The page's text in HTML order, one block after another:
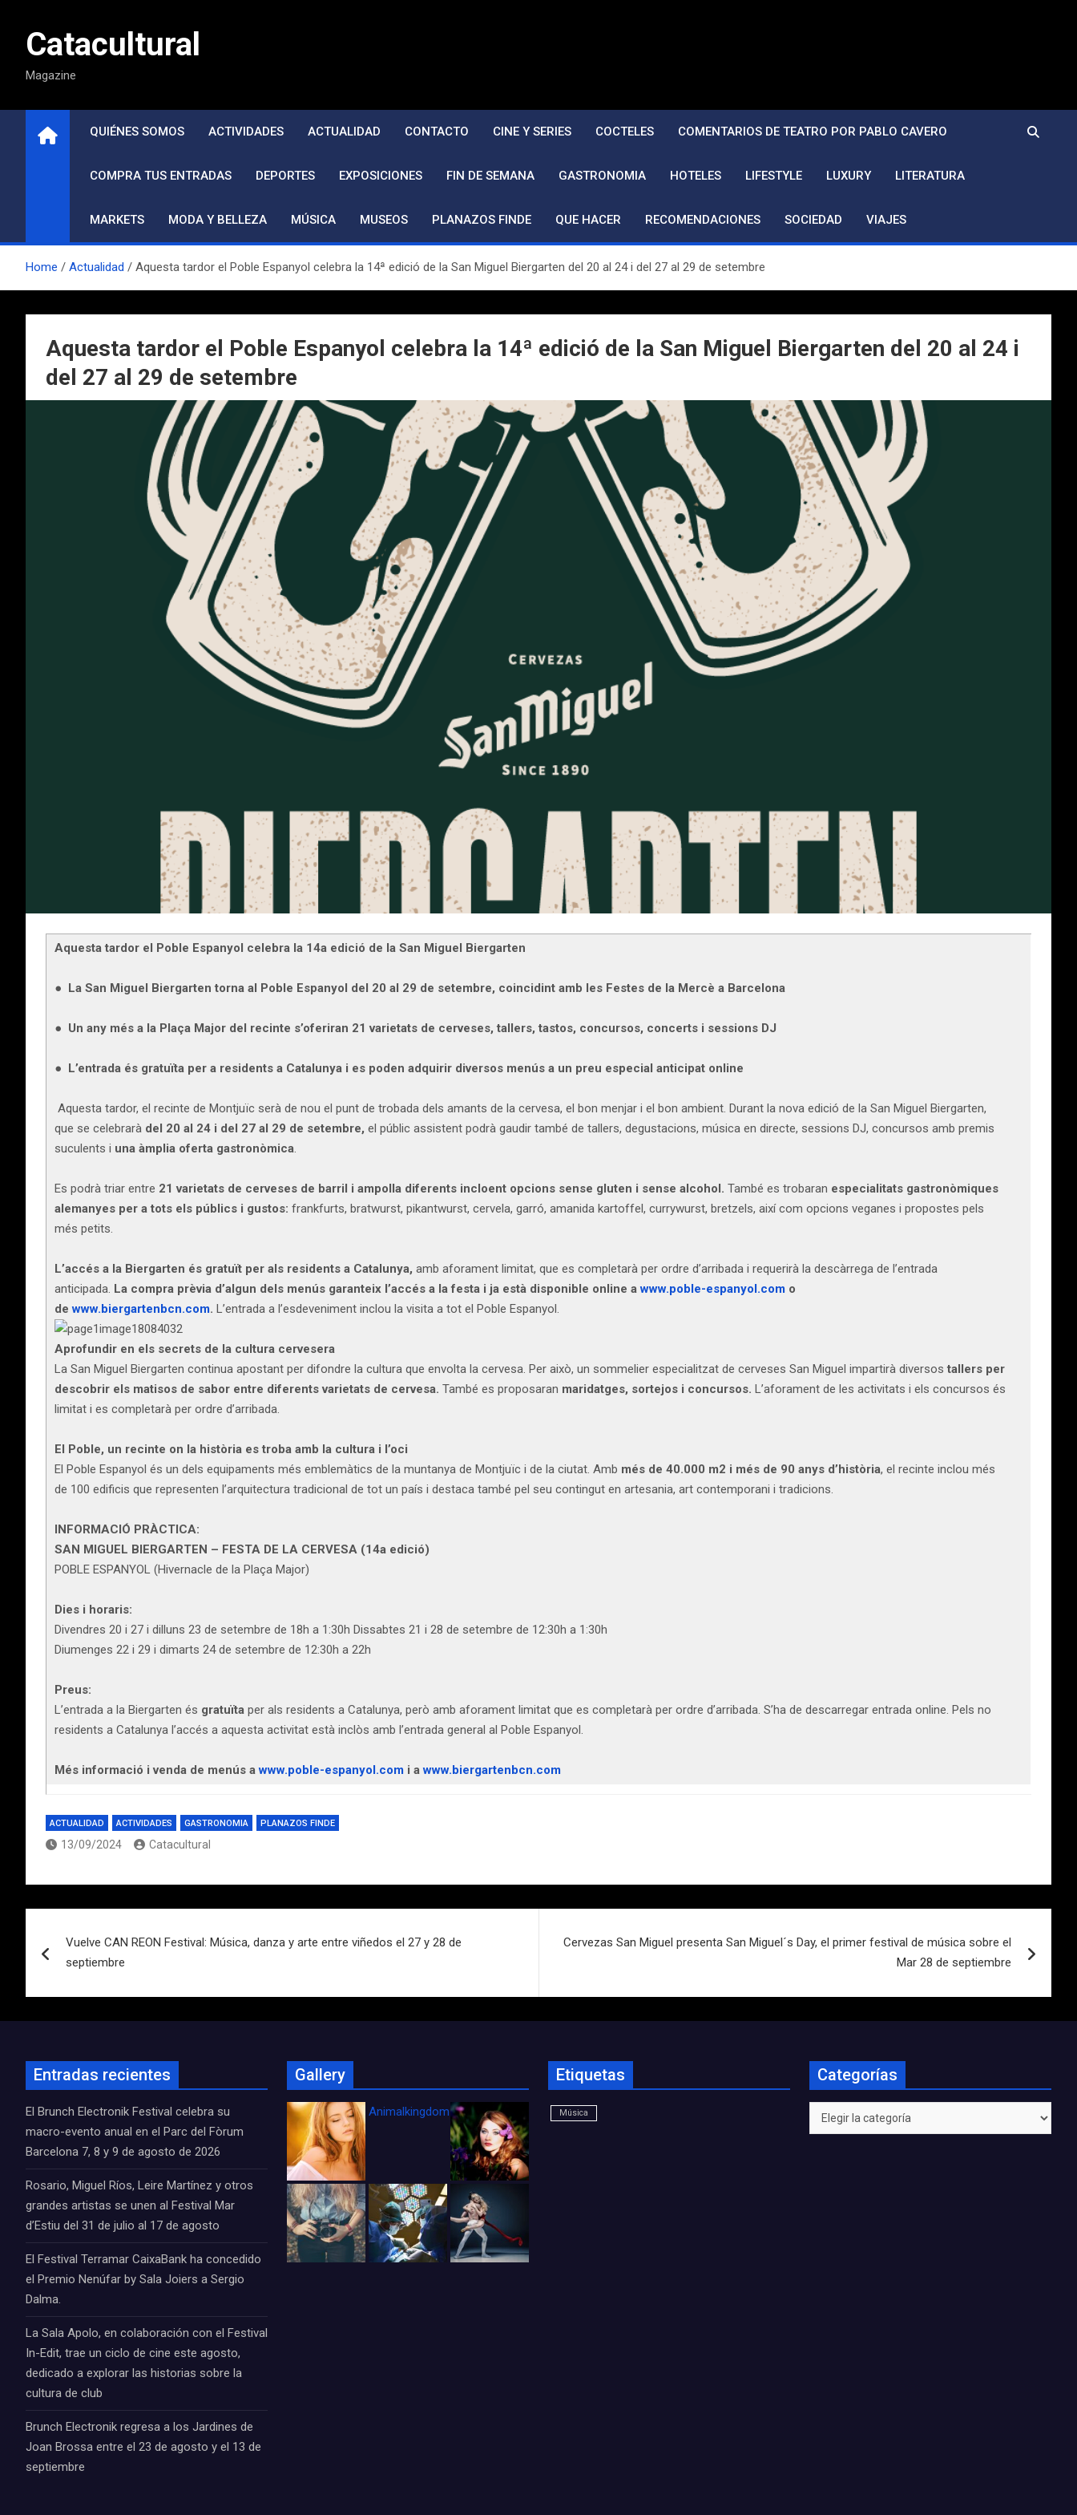
contenidoCatacultural
Magazine
QUIÉNES SOMOS ACTIVIDADES ACTUALIDAD CONTACTO CINE Y SERIES COCTELES COMENTARIOS DE TEATRO POR PABLO CAVERO
COMPRA TUS ENTRADAS DEPORTES EXPOSICIONES FIN DE SEMANA GASTRONOMIA HOTELES LIFESTYLE LUXURY LITERATURA
MARKETS MODA Y BELLEZA MÚSICA MUSEOS PLANAZOS FINDE QUE HACER RECOMENDACIONES SOCIEDAD VIAJES
Home Actualidad Aquesta tardor el Poble Espanyol celebra la 14ª edició de la San Miguel Biergarten del 20 al 24 i del 27 al 29 de setembre
Aquesta tardor el Poble Espanyol celebra la 14ª edició de la San Miguel Biergarten del 20 al 24 i
del 27 al 29 de setembre
Aquesta tardor el Poble Espanyol celebra la 14a edició de la San Miguel Biergarten
● La San Miguel Biergarten torna al Poble Espanyol del 20 al 29 de setembre, coincidint amb les Festes de la Mercè a Barcelona
● Un any més a la Plaça Major del recinte s’oferiran 21 varietats de cerveses, tallers, tastos, concursos, concerts i sessions DJ
● L’entrada és gratuïta per a residents a Catalunya i es poden adquirir diversos menús a un preu especial anticipat online
Aquesta tardor, el recinte de Montjuïc serà de nou el punt de trobada dels amants de la cervesa, el bon menjar i el bon ambient. Durant la nova edició de la San Miguel Biergarten,
que se celebrarà del 20 al 24 i del 27 al 29 de setembre, el públic assistent podrà gaudir també de tallers, degustacions, música en directe, sessions DJ, concursos amb premis
suculents i una àmplia oferta gastronòmica.
Es podrà triar entre 21 varietats de cerveses de barril i ampolla diferents incloent opcions sense gluten i sense alcohol. També es trobaran especialitats gastronòmiques
alemanyes per a tots els públics i gustos: frankfurts, bratwurst, pikantwurst, cervela, garró, amanida kartoffel, currywurst, bretzels, així com opcions veganes i propostes pels
més petits.
L’accés a la Biergarten és gratuït per als residents a Catalunya, amb aforament limitat, que es completarà per ordre d’arribada i requerirà la descàrrega de l’entrada
anticipada. La compra prèvia d’algun dels menús garanteix l’accés a la festa i ja està disponible online awww.poble-espanyol.com o
de www.biergartenbcn.com. L’entrada a l’esdeveniment inclou la visita a tot el Poble Espanyol.
Aprofundir en els secrets de la cultura cervesera
La San Miguel Biergarten continua apostant per difondre la cultura que envolta la cervesa. Per això, un sommelier especialitzat de cerveses San Miguel impartirà diversos tallers per
descobrir els matisos de sabor entre diferents varietats de cervesa. També es proposaran maridatges, sortejos i concursos. L’aforament de les activitats i els concursos és
limitat i es completarà per ordre d’arribada.
El Poble, un recinte on la història es troba amb la cultura i l’oci
El Poble Espanyol és un dels equipaments més emblemàtics de la muntanya de Montjuïc i de la ciutat. Amb més de 40.000 m2 i més de 90 anys d’història, el recinte inclou més
de 100 edificis que representen l’arquitectura tradicional de tot un país i destaca també pel seu contingut en artesania, art contemporani i tradicions.
INFORMACIÓ PRÀCTICA:
SAN MIGUEL BIERGARTEN – FESTA DE LA CERVESA (14a edició)
POBLE ESPANYOL (Hivernacle de la Plaça Major)
Dies i horaris:
Divendres 20 i 27 i dilluns 23 de setembre de 18h a 1:30h Dissabtes 21 i 28 de setembre de 12:30h a 1:30h
Diumenges 22 i 29 i dimarts 24 de setembre de 12:30h a 22h
Preus:
L’entrada a la Biergarten és gratuïta per als residents a Catalunya, però amb aforament limitat que es completarà per ordre d’arribada. S’ha de descarregar entrada online. Pels no
residents a Catalunya l’accés a aquesta activitat està inclòs amb l’entrada general al Poble Espanyol.
Més informació i venda de menús awww.poble-espanyol.com i awww.biergartenbcn.com
ACTUALIDAD ACTIVIDADES GASTRONOMIA PLANAZOS FINDE
13/09/2024 Catacultural
de
entradas
Vuelve CAN REON Festival: Música, danza y arte entre viñedos el 27 y 28 de
septiembre
Cervezas San Miguel presenta San Miguel´s Day, el primer festival de música sobre el
Mar 28 de septiembre
Entradas recientes
El Brunch Electronik Festival celebra su
macro-evento anual en el Parc del Fòrum
Barcelona 7, 8 y 9 de agosto de 2026
Rosario, Miguel Ríos, Leire Martínez y otros
grandes artistas se unen al Festival Mar
d’Estiu del 31 de julio al 17 de agosto
El Festival Terramar CaixaBank ha concedido
el Premio Nenúfar by Sala Joiers a Sergio
Dalma.
La Sala Apolo, en colaboración con el Festival
In-Edit, trae un ciclo de cine este agosto,
dedicado a explorar las historias sobre la
cultura de club
Brunch Electronik regresa a los Jardines de
Joan Brossa entre el 23 de agosto y el 13 de
septiembre
Gallery
Animalkingdom_FichaCine
Etiquetas
Música
Categorías
Categorías